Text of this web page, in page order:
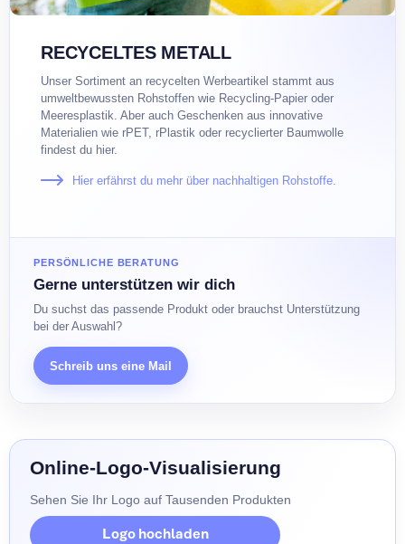
RECYCELTES METALL
Unser Sortiment an recycelten Werbeartikel stammt aus
umweltbewussten Rohstoffen wie Recycling-Papier oder
Meeresplastik. Aber auch Geschenken aus innovative
Materialien wie rPET, rPlastik oder recyclierter Baumwolle
findest du hier.
Hier erfährst du mehr über nachhaltigen Rohstoffe.
PERSÖNLICHE BERATUNG
Gerne unterstützen wir dich
Du suchst das passende Produkt oder brauchst Unterstützung
bei der Auswahl?
Schreib uns eine Mail
Online-Logo-Visualisierung
Sehen Sie Ihr Logo auf Tausenden Produkten
Logo hochladen